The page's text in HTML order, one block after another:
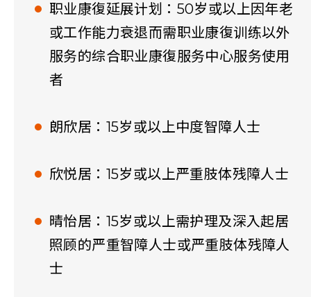
职业康復延展计划：50岁或以上因年老
或工作能力衰退而需职业康復训练以外
服务的综合职业康復服务中心服务使用
者
朗欣居：15岁或以上中度智障人士
欣悦居：15岁或以上严重肢体残障人士
晴怡居：15岁或以上需护理及深入起居
照顾的严重智障人士或严重肢体残障人
士